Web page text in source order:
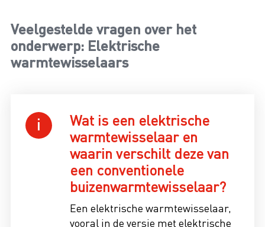
Veelgestelde vragen over het
onderwerp: Elektrische
warmtewisselaars
Wat is een elektrische
warmtewisselaar en
waarin verschilt deze van
een conventionele
buizenwarmtewisselaar?
Een elektrische warmtewisselaar,
vooral in de versie met elektrische